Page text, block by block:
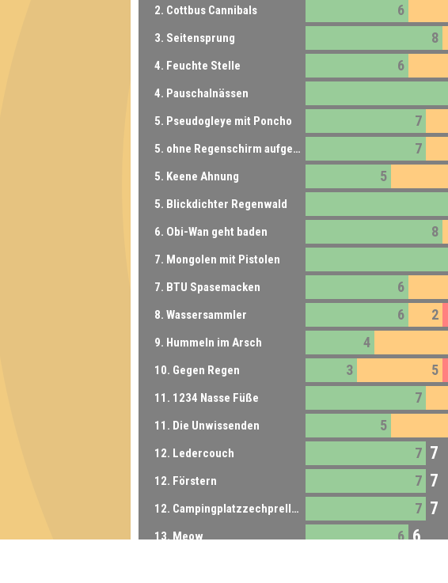
2. Cottbus Cannibals 6
3. Seitensprung 8
4. Feuchte Stelle 6
4. Pauschalnässen
5. Pseudogleye mit Poncho 7
5. ohne Regenschirm aufgeschmissen 7
5. Keene Ahnung 5
5. Blickdichter Regenwald
6. Obi-Wan geht baden 8
7. Mongolen mit Pistolen
7. BTU Spasemacken 6
8. Wassersammler 6 2
9. Hummeln im Arsch 4
10. Gegen Regen 3 5
11. 1234 Nasse Füße 7
11. Die Unwissenden 5
12. Ledercouch 7 7
12. Förstern 7 7
12. Campingplatzzechpreller 7 7
13. Meow 6 6